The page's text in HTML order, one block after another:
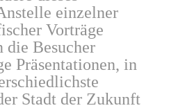
einzelner
Vorträge
die Besucher
Präsentationen, in
Stadt der Zukunft